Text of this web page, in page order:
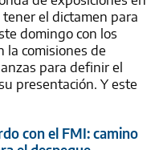
el dictamen para
domingo con los
la comisiones de
para definir el
presentación. Y este
con el FMI: camino